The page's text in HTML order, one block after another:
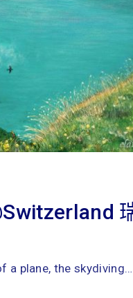
a plane, the skydiving…